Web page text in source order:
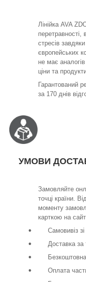
Лінійка AVA
перетравності,
стресів
європейських
не має
ціни та
Гарантований
за 170 днів
УМОВИ
Замовляйте
точці країни.
моменту
карткою на
Самовивіз
Доставка
Оплата